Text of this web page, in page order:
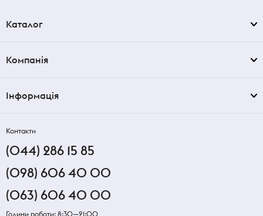
Каталог
Компанія
Інформація
Контакти
(044) 286 15 85
(098) 606 40 00
(063) 606 40 00
Години роботи: 8:30—21:00